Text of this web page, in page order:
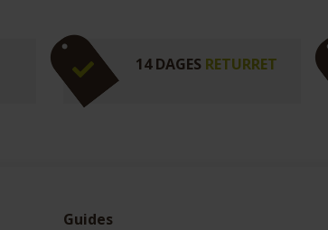
14 DAGES RETURRET
Guides